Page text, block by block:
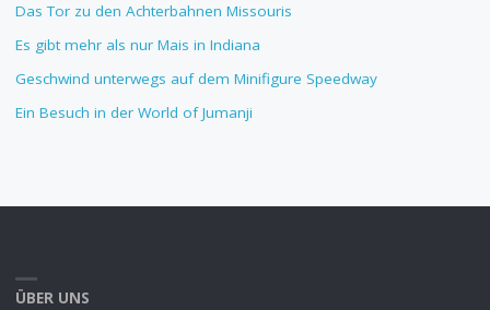
Das Tor zu den Achterbahnen Missouris
Es gibt mehr als nur Mais in Indiana
Geschwind unterwegs auf dem Minifigure Speedway
Ein Besuch in der World of Jumanji
ÜBER UNS